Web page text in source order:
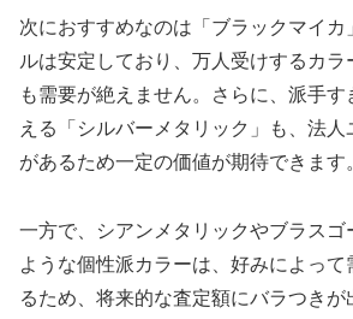
次におすすめなのは「ブラックマイカ
ルは安定しており、万人受けするカ
も需要が絶えません。さらに、派手
える「シルバーメタリック」も、法
があるため一定の価値が期待できます
一方で、シアンメタリックやブラスゴ
ような個性派カラーは、好みによっ
るため、将来的な査定額にバラつきが